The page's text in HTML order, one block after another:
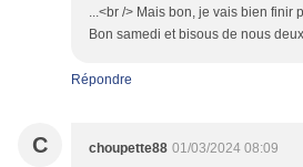
...<br /> Mais bon, je vais bien finir
Bon samedi et bisous de nous deux
Répondre
C choupette88 01/03/2024 08:09